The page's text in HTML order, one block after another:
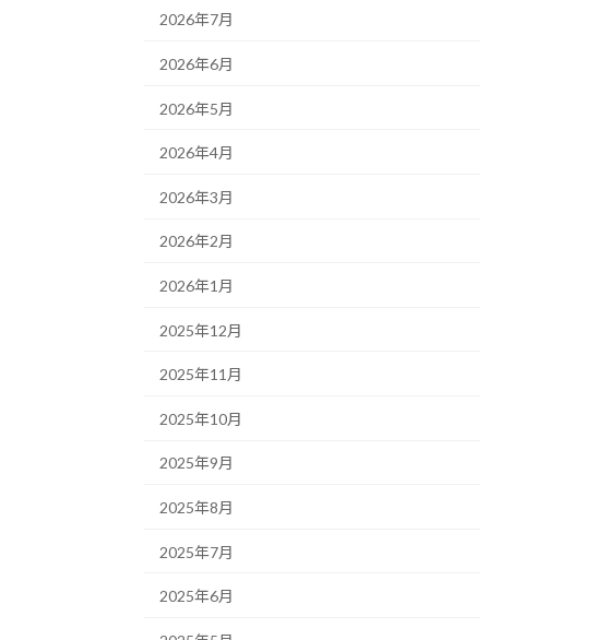
2026年7月
2026年6月
2026年5月
2026年4月
2026年3月
2026年2月
2026年1月
2025年12月
2025年11月
2025年10月
2025年9月
2025年8月
2025年7月
2025年6月